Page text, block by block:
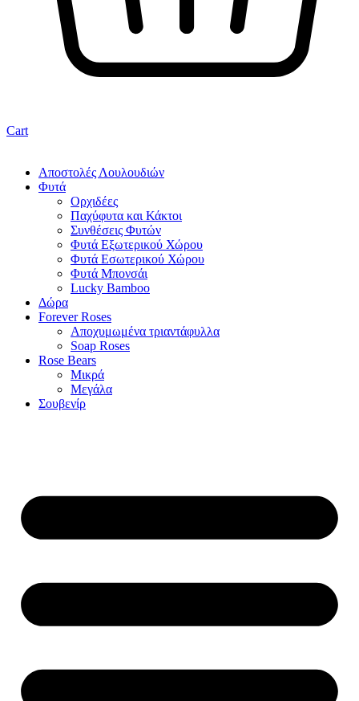
Cart
Αποστολές Λουλουδιών
Φυτά
Ορχιδέες
Παχύφυτα και Κάκτοι
Συνθέσεις Φυτών
Φυτά Εξωτερικού Χώρου
Φυτά Εσωτερικού Χώρου
Φυτά Μπονσάι
Lucky Bamboo
Δώρα
Forever Roses
Αποχυμωμένα τριαντάφυλλα
Soap Roses
Rose Βears
Μικρά
Μεγάλα
Σουβενίρ